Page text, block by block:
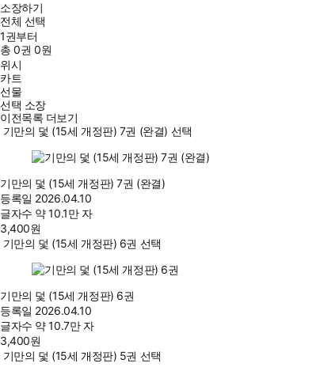
소장하기
전체 선택
1권부터
총0권 0원
위시
카트
선물
선택 소장
이전목록 더보기
기만의 덫 (15세 개정판) 7권 (완결) 선택
기만의 덫 (15세 개정판) 7권 (완결)
등록일 2026.04.10
글자수 약 10.1만 자
3,400원
기만의 덫 (15세 개정판) 6권 선택
기만의 덫 (15세 개정판) 6권
등록일 2026.04.10
글자수 약 10.7만 자
3,400원
기만의 덫 (15세 개정판) 5권 선택